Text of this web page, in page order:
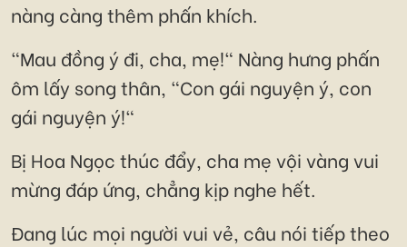
nàng càng thêm phấn khích.
"Mau đồng ý đi, cha, mẹ!" Nàng hưng phấn
ôm lấy song thân, "Con gái nguyện ý, con
gái nguyện ý!"
Bị Hoa Ngọc thúc đẩy, cha mẹ vội vàng vui
mừng đáp ứng, chẳng kịp nghe hết.
Đang lúc mọi người vui vẻ, câu nói tiếp theo